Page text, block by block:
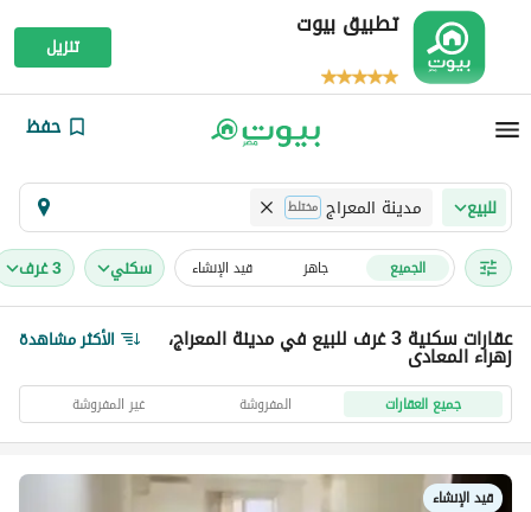
تطبيق بيوت
تنزيل
حفظ
للبيع مدينة المعراج مختلط
الجميع جاهز قيد الإنشاء سكني 3 غرف
عقارات سكنية 3 غرف للبيع في مدينة المعراج، زهراء المعادى الأكثر مشاهدة
جميع العقارات المفروشة غير المفروشة
قيد الإنشاء